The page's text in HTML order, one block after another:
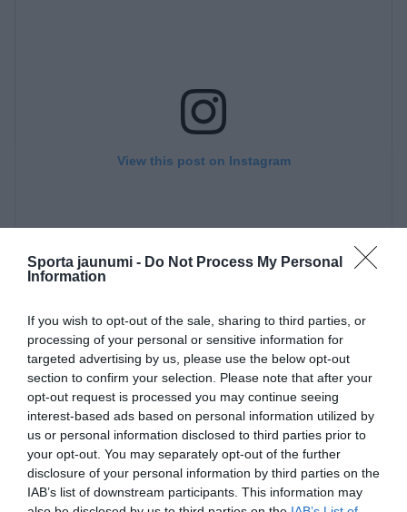
Sporta jaunumi - Do Not Process My Personal
Information
If you wish to opt-out of the sale, sharing to third parties, or
processing of your personal or sensitive information for
targeted advertising by us, please use the below opt-out
section to confirm your selection. Please note that after your
opt-out request is processed you may continue seeing
interest-based ads based on personal information utilized by
us or personal information disclosed to third parties prior to
your opt-out. You may separately opt-out of the further
disclosure of your personal information by third parties on the
IAB’s list of downstream participants. This information may
View this post on Instagram
A post shared by ELĪZA TĪRUMA (@eliza.tiruma)
bildinājums Elīza Tīruma